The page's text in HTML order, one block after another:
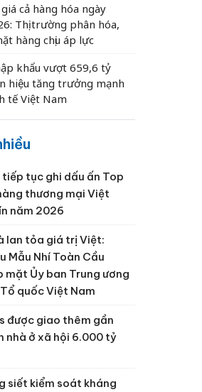
cả hàng hóa ngày
Thị trường phân hóa,
hàng chịu áp lực
khẩu vượt 659,6 tỷ
hiệu tăng trưởng mạnh
tế Việt Nam
tục ghi dấu ấn Top
thương mại Việt
năm 2026
lan tỏa giá trị Việt:
Mẫu Nhí Toàn Cầu
mặt Ủy ban Trung ương
quốc Việt Nam
được giao thêm gần
nhà ở xã hội 6.000 tỷ
siết kiểm soát kháng